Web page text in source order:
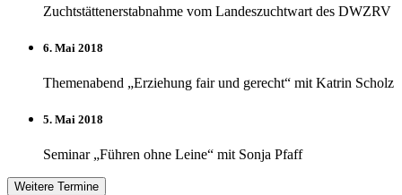
Zuchtstättenerstabnahme vom Landeszuchtwart des DWZRV
6. Mai 2018
Themenabend „Erziehung fair und gerecht“ mit Katrin Scholz
5. Mai 2018
Seminar „Führen ohne Leine“ mit Sonja Pfaff
Weitere Termine